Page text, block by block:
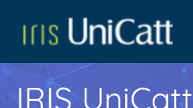
IRIS UniCatt